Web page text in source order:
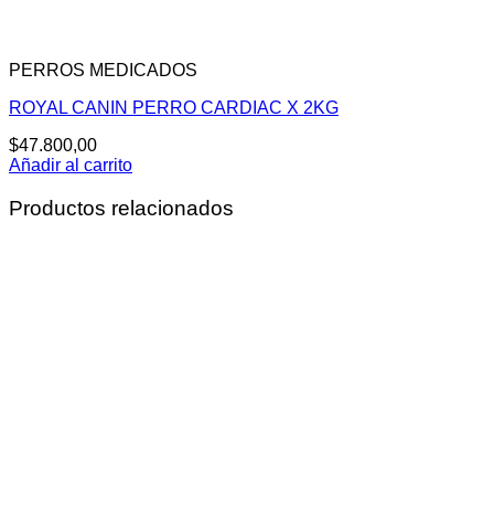
PERROS MEDICADOS
ROYAL CANIN PERRO CARDIAC X 2KG
$47.800,00
Añadir al carrito
Productos relacionados